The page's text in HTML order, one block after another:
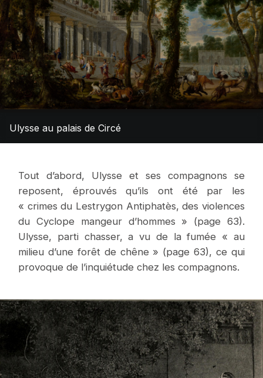
Ulysse au palais de Circé
Tout d’abord, Ulysse et ses compagnons se
reposent, éprouvés qu’ils ont été par les
« crimes du Lestrygon Antiphatès, des violences
du Cyclope mangeur d’hommes » (page 63).
Ulysse, parti chasser, a vu de la fumée « au
milieu d’une forêt de chêne » (page 63), ce qui
provoque de l’inquiétude chez les compagnons.